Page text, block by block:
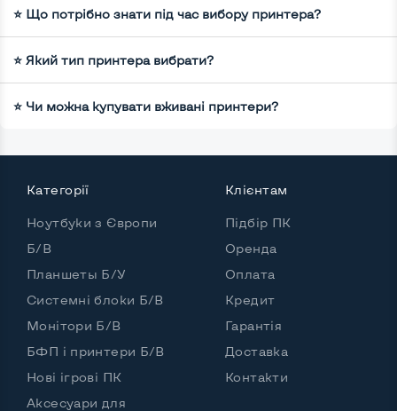
⭐ Що потрібно знати під час вибору принтера?
⭐ Який тип принтера вибрати?
⭐ Чи можна купувати вживані принтери?
Категорії
Ноутбуки з Європи
Б/В
Планшеты Б/У
Системні блоки Б/В
Монітори Б/В
БФП і принтери Б/В
Нові ігрові ПК
Аксесуари для
Клієнтам
Підбір ПК
Оренда
Оплата
Кредит
Гарантія
Доставка
Контакти